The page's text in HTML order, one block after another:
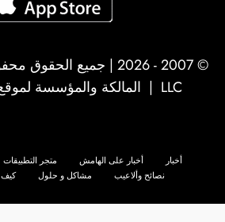
© 2007 - 2026 | جميع الحقوق محفوظة لشركة
LLC | المالكة والمؤسسة
أخبار أخبار على الهامش متجر التطبيقات
نصائح وألاعيب
مشاكل و حلول كيف